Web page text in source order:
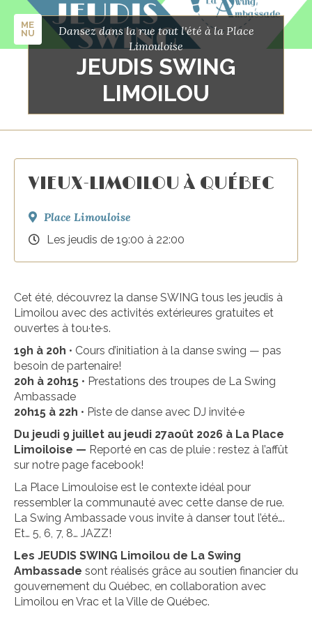
ME
NU
Dansez dans la rue tout l'été à la Place
Limouloise
JEUDIS SWING
LIMOILOU
VIEUX-LIMOILOU À QUÉBEC
Place Limouloise
Les jeudis de 19:00 à 22:00
Cet été, découvrez la danse SWING tous les jeudis à
Limoilou avec des activités extérieures gratuites et
ouvertes à tou·te·s.
19h à 20h • Cours d’initiation à la danse swing — pas
besoin de partenaire!
20h à 20h15 • Prestations des troupes de La Swing
Ambassade
20h15 à 22h • Piste de danse avec DJ invité·e
Du jeudi 9 juillet au jeudi 27août 2026 à La Place
Limoiloise — Reporté en cas de pluie : restez à l’affût
sur notre page facebook!
La Place Limouloise est le contexte idéal pour
ressembler la communauté avec cette danse de rue.
La Swing Ambassade vous invite à danser tout l’été….
Et… 5, 6, 7, 8… JAZZ!
Les JEUDIS SWING Limoilou de La Swing
Ambassade sont réalisés grâce au soutien financier du
gouvernement du Québec, en collaboration avec
Limoilou en Vrac et la Ville de Québec.